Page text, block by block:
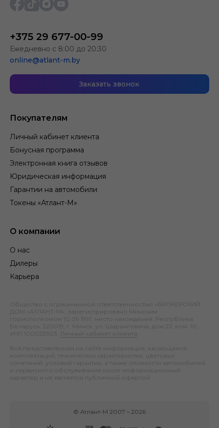
Покупателям
Личный кабинет клиента
Бонусная программа
Электронная книга отзывов
Юридическая информация
Гарантии на автомобили
Токены «Атлант-М»
О компании
О нас
Дилеры
Карьера
+375 29 677-00-99
Ежедневно с 8:00 до 20:30
online@atlant-m.by
Заказать звонок
Общество с ограниченной ответственностью «БРОКЕРСКИЙ
ДОМ «АТЛАНТ-М», зарегистрировано Минским
горисполкомом 10.09.1991; место нахождения: Республика
Беларусь, 220019, г. Минск, ул. Шаранговича, дом 22, ком. 10;
УНП 100023303.
Личный кабинет клиента
Вся представленная на сайте информация, касающаяся
комплектаций, технических характеристик, цветовых
сочетаний, условий гарантии, а также стоимости автомобилей
и сервисного обслуживания носит информационный
характер и не является публичной офертой.
© Атлант-М 2007 – 2026